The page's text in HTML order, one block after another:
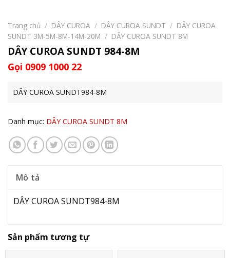
Trang chủ / DÂY CUROA / DÂY CUROA SUNDT / DÂY CUROA
SUNDT 3M-5M-8M-14M-20M / DÂY CUROA SUNDT 8M
DÂY CUROA SUNDT 984-8M
Gọi 0909 1000 22
DÂY CUROA SUNDT984-8M
Danh mục: DÂY CUROA SUNDT 8M
Mô tả
DÂY CUROA SUNDT984-8M
Sản phẩm tương tự